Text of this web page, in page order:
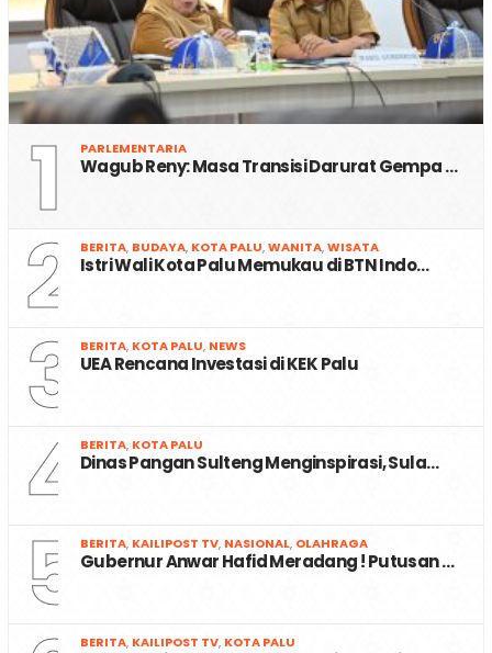
1 PARLEMENTARIA
Wagub Reny: Masa Transisi Darurat Gempa …
2 BERITA, BUDAYA, KOTA PALU,WANITA,WISATA
Istri Wali Kota Palu Memukau di BTN Indo…
3 BERITA, KOTA PALU, NEWS
UEA Rencana Investasi di KEK Palu
4 BERITA, KOTA PALU
Dinas Pangan Sulteng Menginspirasi, Sula…
5 BERITA, KAILIPOST TV, NASIONAL, OLAHRAGA
Gubernur Anwar Hafid Meradang ! Putusan …
BERITA, KAILIPOST TV, KOTA PALU